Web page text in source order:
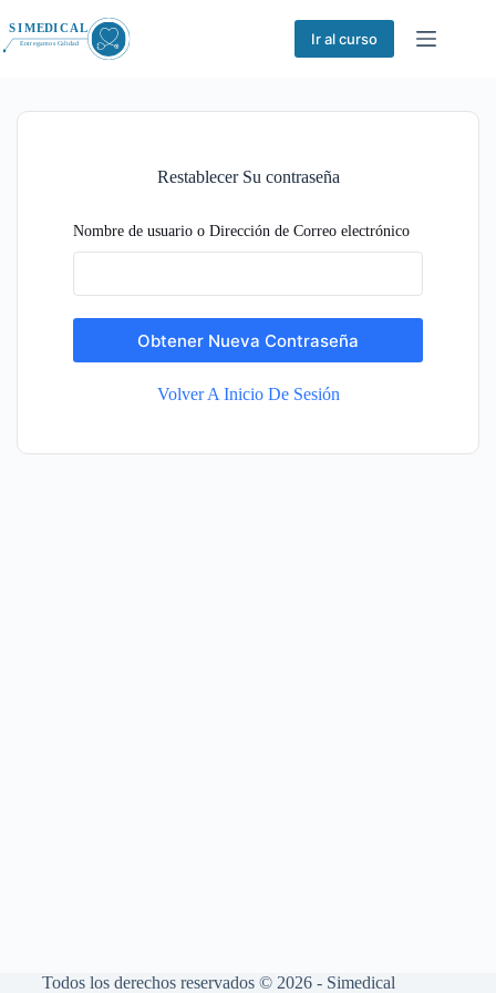
al
contenido
Ir al curso
Restablecer Su contraseña
Nombre de usuario o Dirección de Correo electrónico
Obtener Nueva Contraseña
Volver A Inicio De Sesión
Todos los derechos reservados © 2026 - Simedical